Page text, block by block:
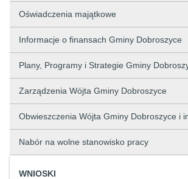
Oświadczenia majątkowe
Informacje o finansach Gminy Dobroszyce
Plany, Programy i Strategie Gminy
Zarządzenia Wójta Gminy Dobroszyce
Obwieszczenia Wójta Gminy Dobroszyce i
Nabór na wolne stanowisko pracy
WNIOSKI